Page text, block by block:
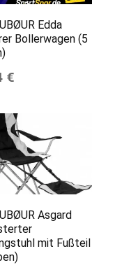
Edda
Bollerwagen (5
€
Asgard
mit Fußteil